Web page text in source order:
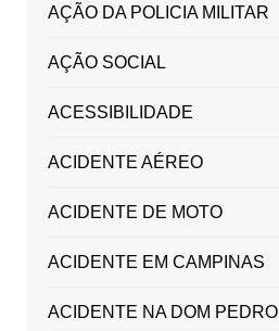
AÇÃO DA POLICIA MILITAR
AÇÃO SOCIAL
ACESSIBILIDADE
ACIDENTE AÉREO
ACIDENTE DE MOTO
ACIDENTE EM CAMPINAS
ACIDENTE NA DOM PEDRO